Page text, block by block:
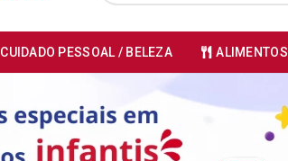
CUIDADO PESSOAL / BELEZA ALIMENTOS